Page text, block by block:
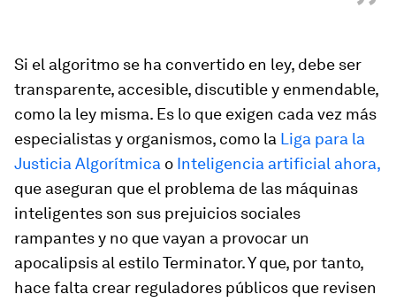
Si el algoritmo se ha convertido en ley, debe ser
transparente, accesible, discutible y enmendable,
como la ley misma. Es lo que exigen cada vez más
especialistas y organismos, como la Liga para la
Justicia Algorítmica o Inteligencia artificial ahora,
que aseguran que el problema de las máquinas
inteligentes son sus prejuicios sociales
rampantes y no que vayan a provocar un
apocalipsis al estiloTerminator. Y que, por tanto,
hace falta crear reguladores públicos que revisen